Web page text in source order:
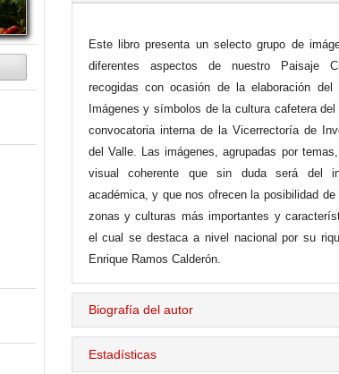
Este libro presenta un selecto grupo de
diferentes aspectos de nuestro Paisaje
recogidas con ocasión de la elaboración
Imágenes y símbolos de la cultura cafetera
convocatoria interna de la Vicerrectoría de
del Valle. Las imágenes, agrupadas por
visual coherente que sin duda será del
académica, y que nos ofrecen la posibilidad de
zonas y culturas más importantes y
el cual se destaca a nivel nacional por su
Enrique Ramos Calderón.
Biografía del autor
Estadísticas